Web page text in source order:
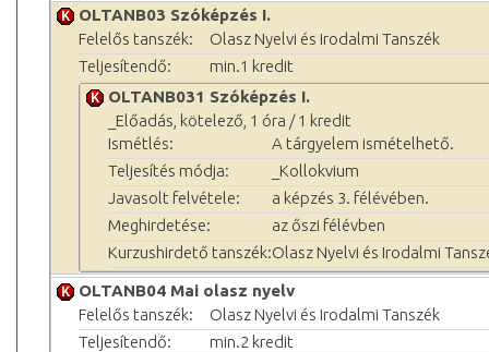
OLTANB03 Szóképzés I.
Felelős tanszék:
Olasz Nyelvi és Irodalmi Tanszék
Teljesítendő:
min.1 kredit
OLTANB031 Szóképzés I.
_Előadás, kötelező, 1 óra / 1 kredit
Ismétlés:
A tárgyelem ismételhető.
Teljesítés módja:
_Kollokvium
Javasolt felvétele:
a képzés 3. félévében.
Meghirdetése:
az őszi félévben
Kurzushirdető tanszék:Olasz Nyelvi és Irodalmi
OLTANB04 Mai olasz nyelv
Felelős tanszék:
Olasz Nyelvi és Irodalmi Tanszék
Teljesítendő:
min.2 kredit